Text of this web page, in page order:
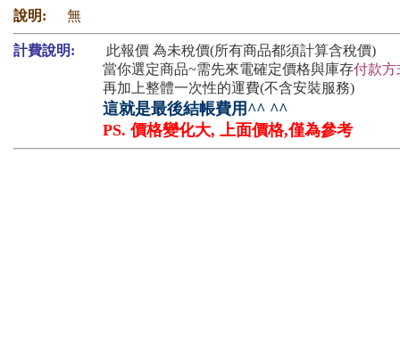
說明:
無
計費說明:
此報價 為未稅價(所有商品都須計算含稅價)
當你選定商品~需先來電確定價格與庫存付款方
再加上整體一次性的運費(不含安裝服務)
這就是最後結帳費用^^ ^^
PS. 價格變化大, 上面價格,僅為參考